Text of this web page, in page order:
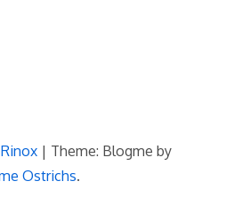
Rinox| Theme: Blogme by
Ostrichs.